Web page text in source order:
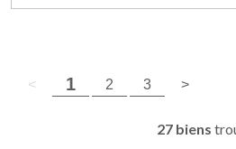
< page précédente
1 (page courante)
2 3(page>page
27 biens